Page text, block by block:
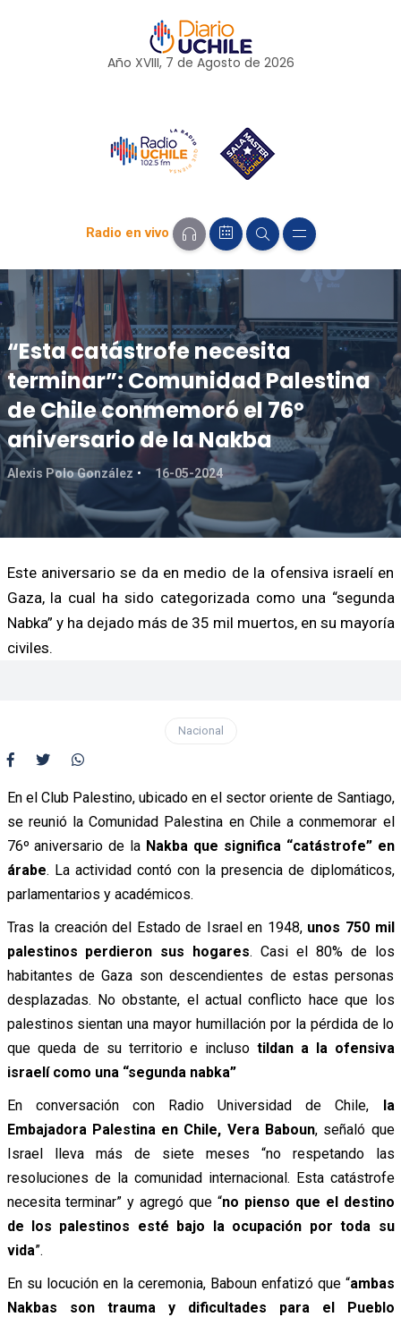
Año XVIII, 7 de Agosto de 2026
Radio en vivo
“Esta catástrofe necesita
terminar”: Comunidad Palestina
de Chile conmemoró el 76º
aniversario de la Nakba
Alexis Polo González 16-05-2024
Este aniversario se da en medio de la ofensiva israelí en
Gaza, la cual ha sido categorizada como una “segunda
Nabka” y ha dejado más de 35 mil muertos, en su mayoría
civiles.
Nacional
En el Club Palestino, ubicado en el sector oriente de Santiago,
se reunió la Comunidad Palestina en Chile a conmemorar el
76º aniversario de la Nakba que significa “catástrofe” en
árabe. La actividad contó con la presencia de diplomáticos,
parlamentarios y académicos.
Tras la creación del Estado de Israel en 1948, unos 750 mil
palestinos perdieron sus hogares. Casi el 80% de los
habitantes de Gaza son descendientes de estas personas
desplazadas. No obstante, el actual conflicto hace que los
palestinos sientan una mayor humillación por la pérdida de lo
que queda de su territorio e inclusotildan a la ofensiva
israelí como una “segunda nabka”
En conversación con Radio Universidad de Chile, la
Embajadora Palestina en Chile, Vera Baboun, señaló que
Israel lleva más de siete meses “no respetando las
resoluciones de la comunidad internacional. Esta catástrofe
necesita terminar” y agregó que “no pienso que el destino
de los palestinos esté bajo la ocupación por toda su
vida”.
En su locución en la ceremonia, Baboun enfatizó que “ambas
Nakbas son trauma y dificultades para el Pueblo